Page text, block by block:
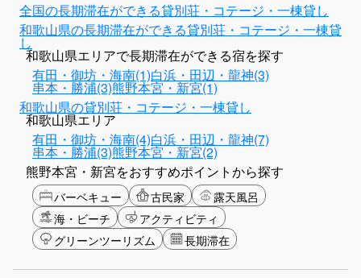
全国の長期滞在ができる貸別荘・コテージ・一棟貸し
和歌山県の長期滞在ができる貸別荘・コテージ・一棟貸
し
和歌山県エリアで長期滞在ができる宿を探す
有田・御坊・海南(1)白浜・田辺・龍神(3)
串本・勝浦(3)熊野本宮・新宮(1)
和歌山県の貸別荘・コテージ・一棟貸し
和歌山県エリア
有田・御坊・海南(4)白浜・田辺・龍神(7)
串本・勝浦(3)熊野本宮・新宮(2)
熊野本宮・新宮をおすすめポイントから探す
バーベキュー 古民家
露天風呂
海・ビーチ
アクティビティ
グリーンツーリズム
長期滞在